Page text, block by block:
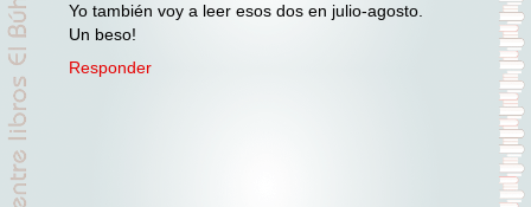
Yo también voy a leer esos dos en julio-agosto.
Un beso!
Responder